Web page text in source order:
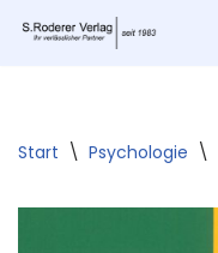
Start \ Psychologie \